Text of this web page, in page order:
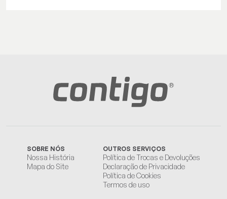
SOBRE NÓS
Nossa História
Mapa do Site
OUTROS SERVIÇOS
Política de Trocas e Devoluções
Declaração de Privacidade
Política de Cookies
Termos de uso